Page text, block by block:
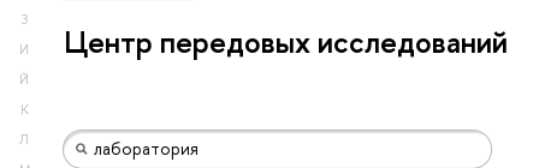
З
И
Й
К
Л
Центр передовых исследований